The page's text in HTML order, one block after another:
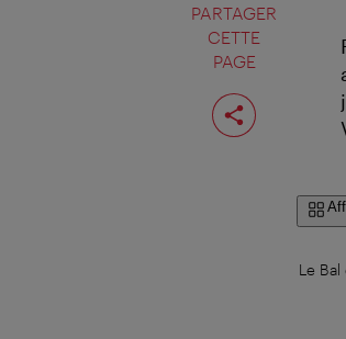
PARTAGER
CETTE
PAGE
Partager
cette
page
Le